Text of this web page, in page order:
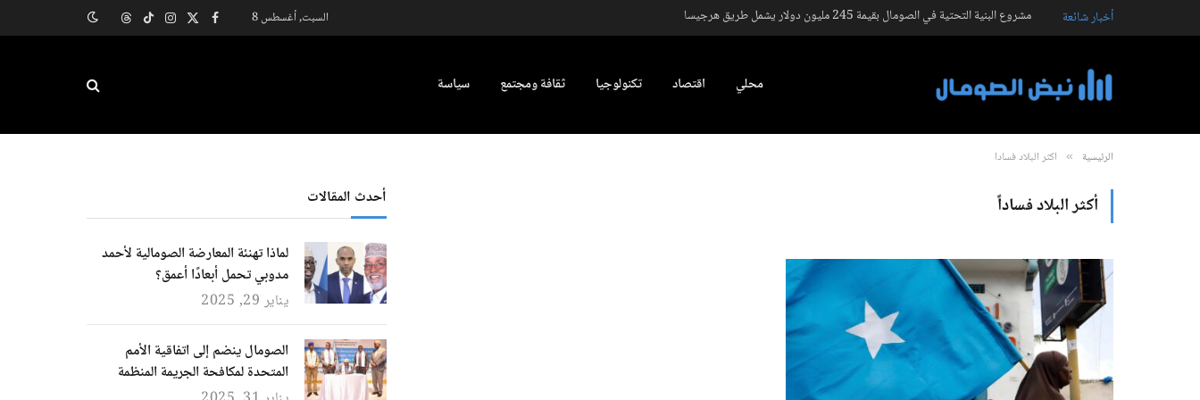
أخبار شائعة مشروع البنية التحتية في الصومال بقيمة 245 مليون دولار يشمل طريق هرجيسا السبت, أغسطس 8 فيسبوك
X
الانستغرام
تيكتوكThreads
محلي اقتصاد تكنولوجيا ثقافة ومجتمع سياسة
الرئيسية » أكثر البلاد فساداً
أكثر البلاد فساداً أحدث المقالات
لماذا تهنئة المعارضة الصومالية لأحمد
مدوبي تحمل أبعادًا أعمق؟
يناير 29, 2025
الصومال ينضم إلى اتفاقية الأمم
المتحدة لمكافحة الجريمة المنظمة